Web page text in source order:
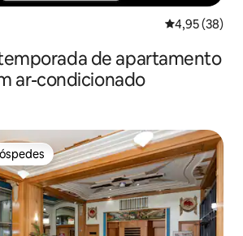
4,95 de uma
4,95 (38)
de apartamento
ar-condicionado
preferidos dos hóspedes